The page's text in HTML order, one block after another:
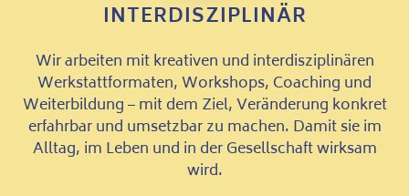
INTERDISZIPLINÄR
Wir arbeiten mit kreativen und interdisziplinären
Werkstattformaten, Workshops, Coaching und
Weiterbildung – mit dem Ziel, Veränderung konkret
erfahrbar und umsetzbar zu machen. Damit sie im
Alltag, im Leben und in der Gesellschaft wirksam
wird.